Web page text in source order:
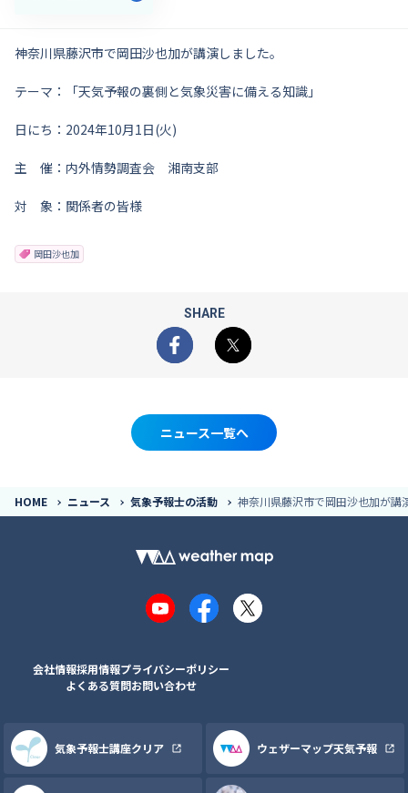
神奈川県藤沢市で岡田沙也加が講演しました。
テーマ：「天気予報の裏側と気象災害に備える知識」
日にち：2024年10月1日(火)
主 催：内外情勢調査会 湘南支部
対 象：関係者の皆様
岡田沙也加
SHARE
Facebook
X
ニュース一覧へ
HOME ニュース 気象予報士の活動 神奈川県藤沢市で岡田沙也加が講
YouTubeFacebook
X
会社情報採用情報プライバシーポリシー
よくある質問お問い合わせ
気象予報士講座クリア ウェザーマップ天気予報